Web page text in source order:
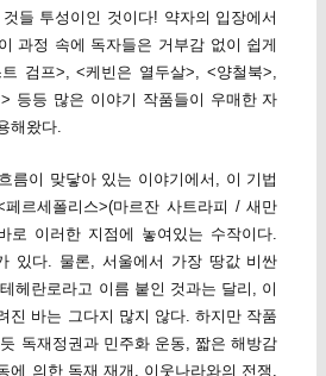
들 투성이인 것이다! 약자의 입장에서
과정 속에 독자들은 거부감 없이 쉽게
검프>, <케빈은 열두살>, <양철북>,
등등 많은 이야기 작품들이 우매한 자
해왔다.
름이 맞닿아 있는 이야기에서, 이 기법
르세폴리스>(마르잔 사트라피 / 새만
로 이러한 지점에 놓여있는 수작이다.
있다. 물론, 서울에서 가장 땅값 비싼
헤란로라고 이름 붙인 것과는 달리, 이
진 바는 그다지 많지 않다. 하지만 작품
독재정권과 민주화 운동, 짧은 해방감
에 의한 독재 재개, 이웃나라와의 전쟁,